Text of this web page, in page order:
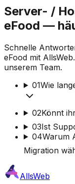
Server- /
eFood —
Schnelle
eFood mit
unserem Team.
01Wie
02Könnt
03Ist
04Warum
Migration
AllsWeb